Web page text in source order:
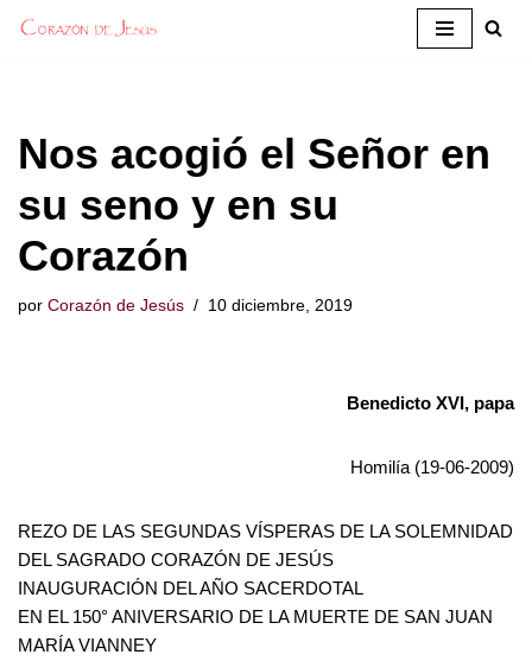
Nos acogió el Señor en
su seno y en su
Corazón
por Corazón de Jesús 10 diciembre, 2019
Benedicto XVI, papa
Homilía (19-06-2009)
REZO DE LAS SEGUNDAS VÍSPERAS DE LA SOLEMNIDAD
DEL SAGRADO CORAZÓN DE JESÚS
INAUGURACIÓN DEL AÑO SACERDOTAL
EN EL 150° ANIVERSARIO DE LA MUERTE DE SAN JUAN
MARÍA VIANNEY